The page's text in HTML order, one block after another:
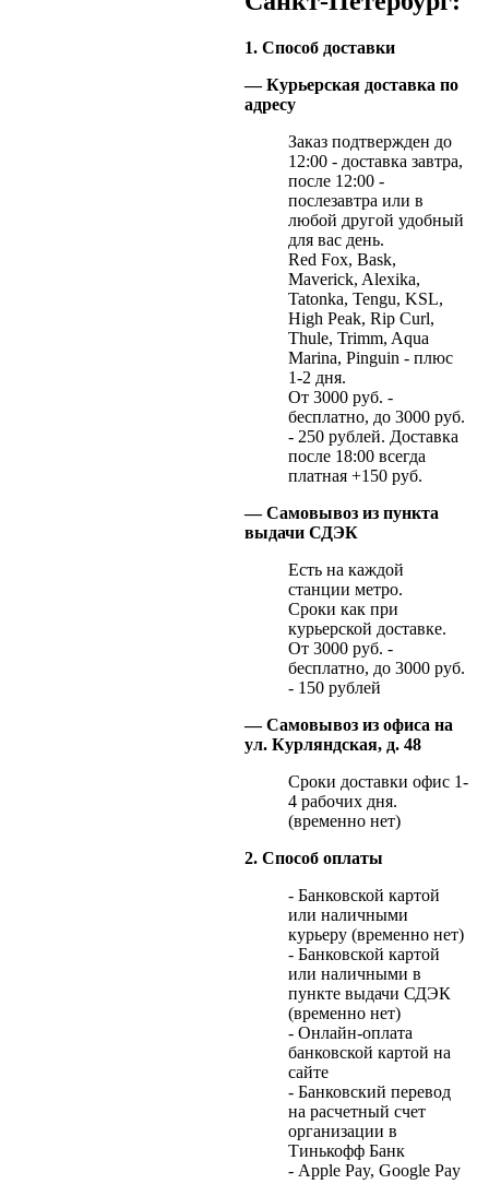
1. Способ доставки
— Курьерская доставка по
адресу
Заказ подтвержден до
12:00 - доставка завтра,
после 12:00 -
послезавтра или в
любой другой удобный
для вас день.
Red Fox, Bask,
Maverick, Alexika,
Tatonka, Tengu, KSL,
High Peak, Rip Curl,
Thule, Trimm, Aqua
Marina, Pinguin - плюс
1-2 дня.
От 3000 руб. -
бесплатно, до 3000 руб.
- 250 рублей. Доставка
после 18:00 всегда
платная +150 руб.
— Самовывоз из пункта
выдачи СДЭК
Есть на каждой
станции метро.
Сроки как при
курьерской доставке.
От 3000 руб. -
бесплатно, до 3000 руб.
- 150 рублей
— Самовывоз из офиса на
ул. Курляндская, д. 48
Сроки доставки офис 1-
4 рабочих дня.
(временно нет)
2. Способ оплаты
- Банковской картой
или наличными
курьеру (временно нет)
- Банковской картой
или наличными в
пункте выдачи СДЭК
(временно нет)
- Онлайн-оплата
банковской картой на
сайте
- Банковский перевод
на расчетный счет
организации в
Тинькофф Банк
- Apple Pay, Google Pay